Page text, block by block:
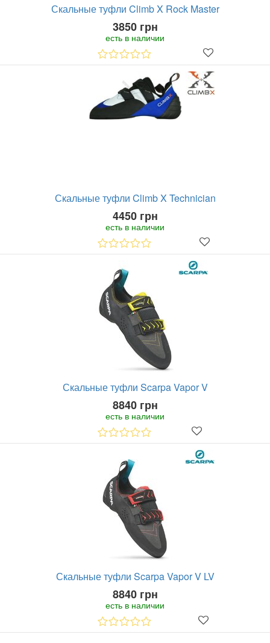
Скальные туфли Climb X Rock Master
3850 грн
есть в наличии
Скальные туфли Climb X Technician
4450 грн
есть в наличии
Скальные туфли Scarpa Vapor V
8840 грн
есть в наличии
Скальные туфли Scarpa Vapor V LV
8840 грн
есть в наличии